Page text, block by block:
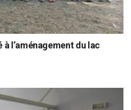
l’aménagement du lac